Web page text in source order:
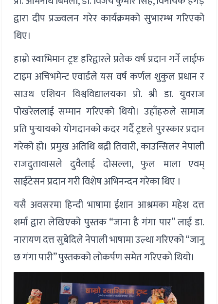
द्वारा दीप प्रज्ज्वलन गरेर कार्यक्रमको सुभारम्भ गरिएको
थिए।
हाम्रो स्वाभिमान ट्रष्ट हरिद्वारले प्रतेक वर्ष प्रदान गर्ने लाईफ
टाइम अचिभमेन्ट एवार्डले यस वर्ष कर्णल शुकुल प्रधान र
साउथ एशियन विश्वविद्यालयका प्रो. श्री डा. युवराज
पोखरेललाई सम्मान गरिएको थियो। उहाँहरुले सामाज
प्रति पुर्‍यायको योगदानको कदर गर्दै ट्रष्टले पुरस्कार प्रदान
गरेको हो। प्रमुख अतिथि बद्री तिवारी, काउन्सिलर नेपाली
राजदुतावासले दुवैलाई दोसल्ला, फुल माला एवम्
साईटेसन प्रदान गरी विशेष अभिनन्दन गरेका थिए ।
यसै अवसरमा हिन्दी भाषामा ईशान आश्रमका महेश दत्त
शर्मा द्वारा लेखिएको पुस्तक “जाना है गंगा पार” लाई डा.
नारायण दत्त सुबेदिले नेपाली भाषामा उल्था गरिएको “जानु
छ गंगा पारी” पुस्तकको लोकर्पण समेत गरिएकाे थियो।